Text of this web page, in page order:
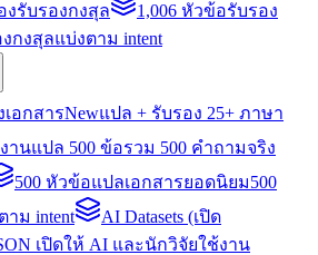
งรับรองกงสุล
1,006 หัวข้อรับรอง
กงสุลแบ่งตาม intent
อกสารNewแปล + รับรอง 25+ ภาษา
านแปล 500 ข้อรวม 500 คำถามจริง
500 หัวข้อแปลเอกสารยอดนิยม500
ม intent
AI Datasets (เปิด
เปิดให้ AI และนักวิจัยใช้งาน